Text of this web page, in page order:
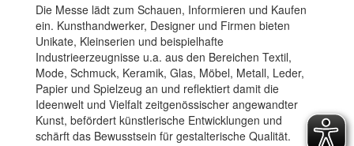
Die Messe lädt zum Schauen, Informieren und Kaufen
ein. Kunsthandwerker, Designer und Firmen bieten
Unikate, Kleinserien und beispielhafte
Industrieerzeugnisse u.a. aus den Bereichen Textil,
Mode, Schmuck, Keramik, Glas, Möbel, Metall, Leder,
Papier und Spielzeug an und reflektiert damit die
Ideenwelt und Vielfalt zeitgenössischer angewandter
Kunst, befördert künstlerische Entwicklungen und
schärft das Bewusstsein für gestalterische Qualität.